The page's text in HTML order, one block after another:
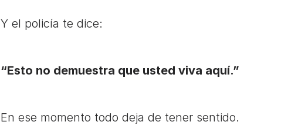
Y el policía te dice:
“Esto no demuestra que usted viva aquí.”
En ese momento todo deja de tener sentido.